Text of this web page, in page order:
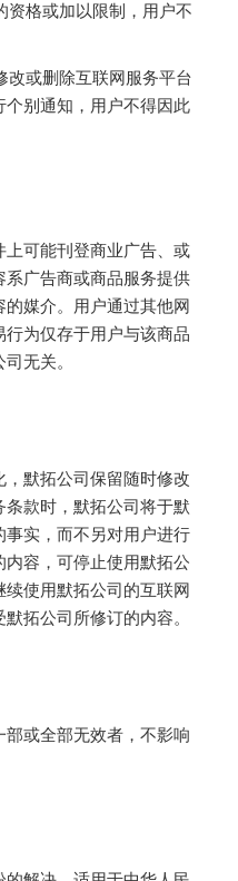
资格或加以限制，用户不
改或删除互联网服务平台
别通知，用户不得因此
可能刊登商业广告、或
广告商或商品服务提供
媒介。用户通过其他网
为仅存于用户与该商品
无关。
默拓公司保留随时修改
款时，默拓公司将于默
实，而不另对用户进行
容，可停止使用默拓公
使用默拓公司的互联网
拓公司所修订的内容。
或全部无效者，不影响